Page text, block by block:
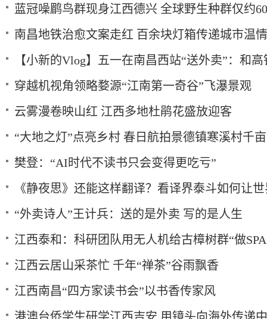
蓝冠噪鹛鸟群现身江西德兴 全球野生种群仅约
南昌地铁治愈文案走红 百余块灯箱传递城市温情
【小新的Vlog】五一在南昌西站“送外卖”：和
穿越机视角领略婺源“江南第一奇谷”飞瀑景观
云雾漫卷映山红 江西多地杜鹃花盛放迎客
“大地之灯”点亮乡村 春日航拍景德镇寒溪村千
樊登：“AI时代不读书只会变得更吃亏”
《静夜思》还能这样翻译？看译界泰斗如何让
“外卖诗人”王计兵：送的是外卖 写的是人生
江西泰和：科研团队用无人机给古樟树群“做
江西云居山采茶忙 千年“禅茶”谷雨飘香
江西南昌“四方家读书会”以书香传家风